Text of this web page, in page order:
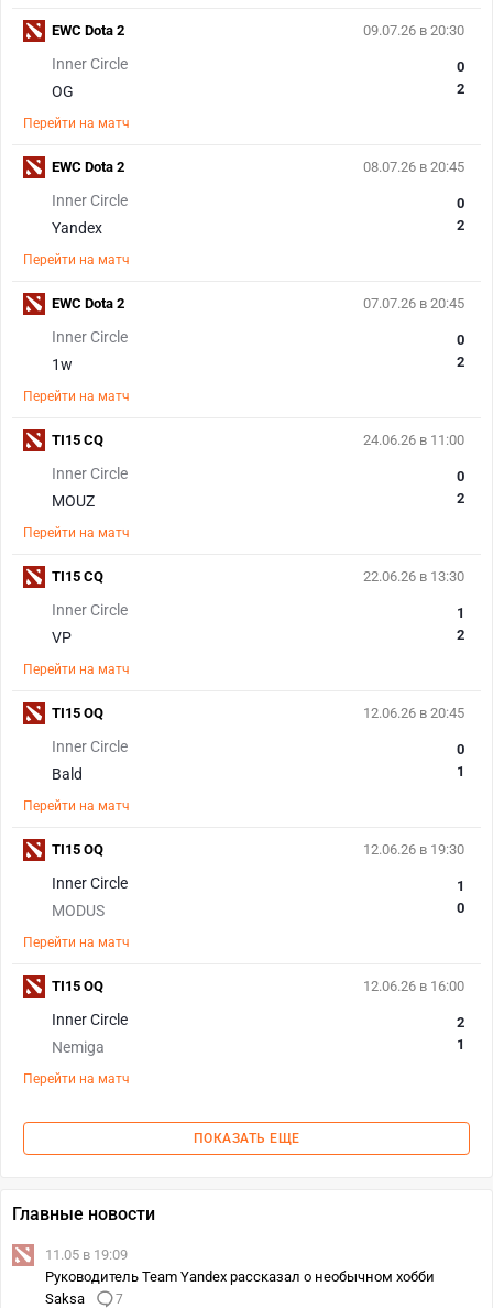
09.07.26 в 20:30
Inner Circle
OG
0
2
Перейти на матч
EWC Dota 2
08.07.26 в 20:45
Inner Circle
Yandex
0
2
Перейти на матч
EWC Dota 2
07.07.26 в 20:45
Inner Circle
1w
0
2
Перейти на матч
EWC Dota 2
24.06.26 в 11:00
Inner Circle
MOUZ
0
2
Перейти на матч
TI15 CQ
22.06.26 в 13:30
Inner Circle
VP
1
2
Перейти на матч
TI15 CQ
12.06.26 в 20:45
Inner Circle
Bald
0
1
Перейти на матч
TI15 OQ
12.06.26 в 19:30
Inner Circle
MODUS
1
0
Перейти на матч
TI15 OQ
12.06.26 в 16:00
Inner Circle
Nemiga
2
1
Перейти на матч
TI15 OQ
ПОКАЗАТЬ ЕЩЕ
Главные новости
11.05 в 19:09
Руководитель Team Yandex рассказал о необычном хобби
Saksa
7